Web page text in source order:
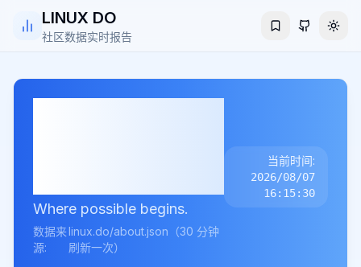
LINUX DO
社区数据实时报告 切换
Where possible begins.
数据来
源:
linux.do/about.json（30 分钟
刷新一次）
当前时间:
2026/08/07
16:15:31